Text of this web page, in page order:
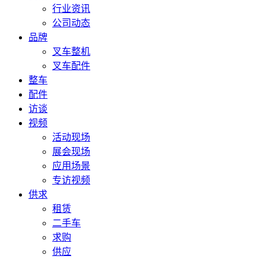
行业资讯
公司动态
品牌
叉车整机
叉车配件
整车
配件
访谈
视频
活动现场
展会现场
应用场景
专访视频
供求
租赁
二手车
求购
供应